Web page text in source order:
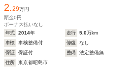
2.29万円
頭金0円
ボーナス払いなし
年式
2014年 走行 5.0万km
車検
車検整備付 修復
なし
保証
保証付 整備
法定整備無
住所
東京都昭島市